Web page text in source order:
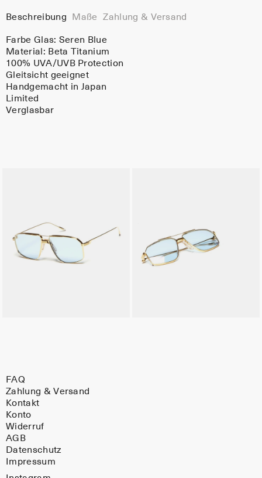
Beschreibung Maße Zahlung & Versand
Farbe Glas: Seren Blue
Material: Beta Titanium
100% UVA/UVB Protection
Gleitsicht geeignet
Handgemacht in Japan
Limited
Verglasbar
FAQ
Zahlung & Versand
Kontakt
Konto
Widerruf
AGB
Datenschutz
Impressum